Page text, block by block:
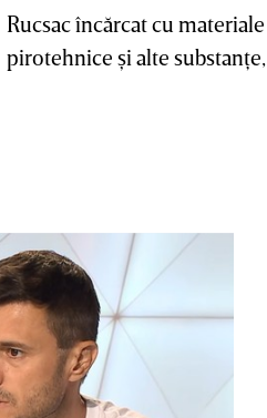
Rucsac încărcat cu materiale
pirotehnice şi alte substanţe,